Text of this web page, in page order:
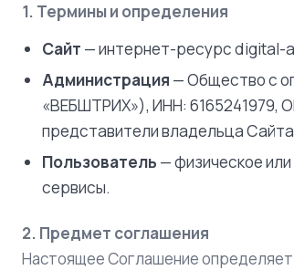
1. Термины и определения
Сайт — интернет-ресурс digital-
Администрация — Общество с
«ВЕБШТРИХ»), ИНН: 6165241979,
представители владельца
Пользователь — физическое
сервисы.
2. Предмет соглашения
Настоящее Соглашение определяет